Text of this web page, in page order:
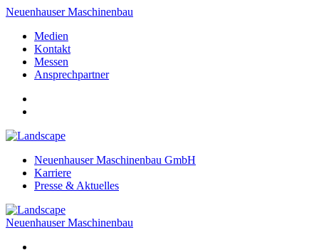
Neuenhauser Maschinenbau
Medien
Kontakt
Messen
Ansprechpartner
Neuenhauser Maschinenbau GmbH
Karriere
Presse & Aktuelles
Neuenhauser Maschinenbau